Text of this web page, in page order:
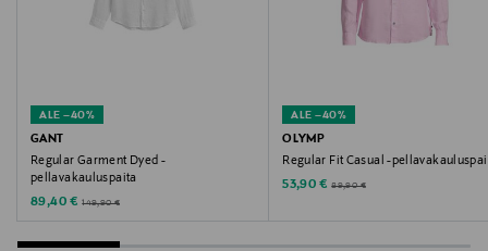
Valmistajan tuotenumero
MW0MW41530
ALE –40%
GANT
Regular Garment Dyed -
pellavakauluspaita
Discounted Price
89,40 € Original Price
149,90 €
ALE –40%
OLYMP
Regular Fit Casual -
Discounted Price
53,90 € Original Price
89,90 €